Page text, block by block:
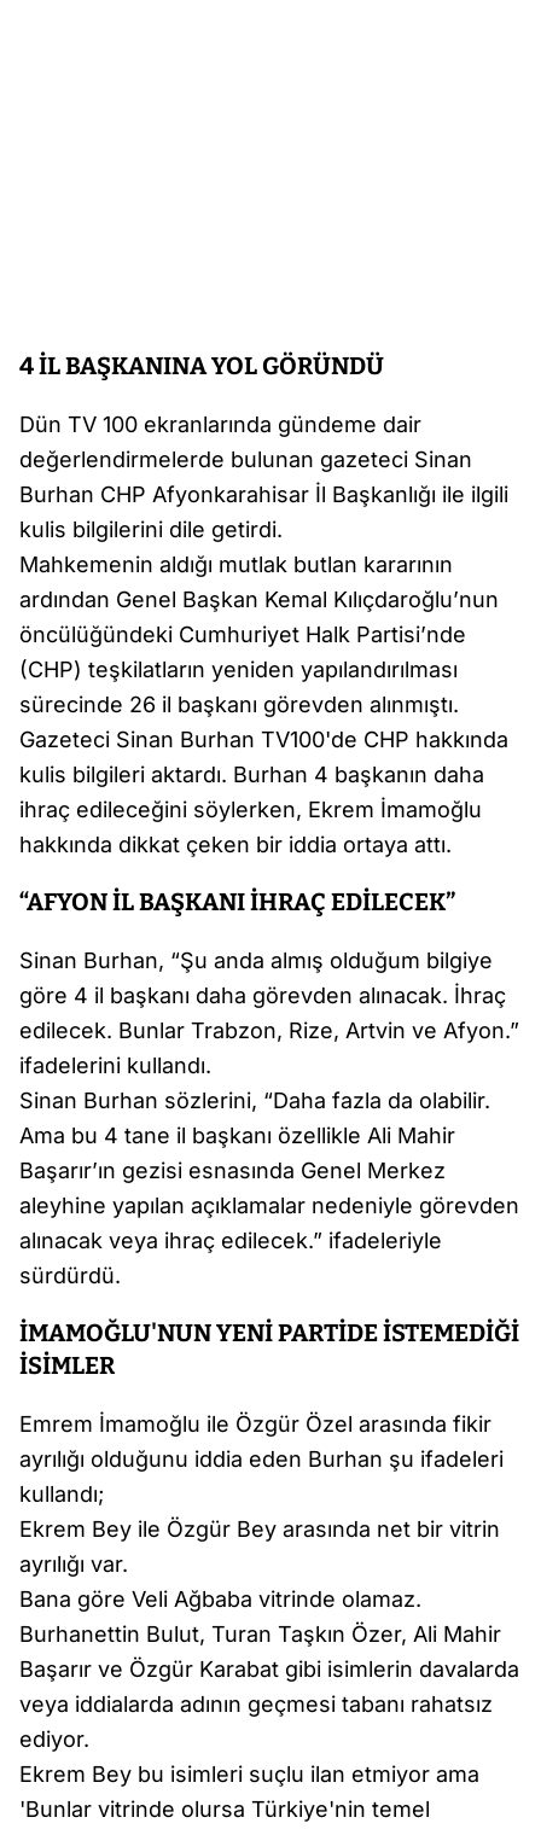
4 İL BAŞKANINA YOL GÖRÜNDÜ
Dün TV 100 ekranlarında gündeme dair
değerlendirmelerde bulunan gazeteci Sinan
Burhan CHP Afyonkarahisar İl Başkanlığı ile ilgili
kulis bilgilerini dile getirdi.
Mahkemenin aldığı mutlak butlan kararının
ardından Genel Başkan Kemal Kılıçdaroğlu’nun
öncülüğündeki Cumhuriyet Halk Partisi’nde
(CHP) teşkilatların yeniden yapılandırılması
sürecinde 26 il başkanı görevden alınmıştı.
Gazeteci Sinan Burhan TV100'de CHP hakkında
kulis bilgileri aktardı. Burhan 4 başkanın daha
ihraç edileceğini söylerken, Ekrem İmamoğlu
hakkında dikkat çeken bir iddia ortaya attı.
“AFYON İL BAŞKANI İHRAÇ EDİLECEK”
Sinan Burhan, “Şu anda almış olduğum bilgiye
göre 4 il başkanı daha görevden alınacak. İhraç
edilecek. Bunlar Trabzon, Rize, Artvin ve Afyon.”
ifadelerini kullandı.
Sinan Burhan sözlerini, “Daha fazla da olabilir.
Ama bu 4 tane il başkanı özellikle Ali Mahir
Başarır’ın gezisi esnasında Genel Merkez
aleyhine yapılan açıklamalar nedeniyle görevden
alınacak veya ihraç edilecek.” ifadeleriyle
sürdürdü.
İMAMOĞLU'NUN YENİ PARTİDE İSTEMEDİĞİ
İSİMLER
Emrem İmamoğlu ile Özgür Özel arasında fikir
ayrılığı olduğunu iddia eden Burhan şu ifadeleri
kullandı;
Ekrem Bey ile Özgür Bey arasında net bir vitrin
ayrılığı var.
Bana göre Veli Ağbaba vitrinde olamaz.
Burhanettin Bulut, Turan Taşkın Özer, Ali Mahir
Başarır ve Özgür Karabat gibi isimlerin davalarda
veya iddialarda adının geçmesi tabanı rahatsız
ediyor.
Ekrem Bey bu isimleri suçlu ilan etmiyor ama
'Bunlar vitrinde olursa Türkiye'nin temel